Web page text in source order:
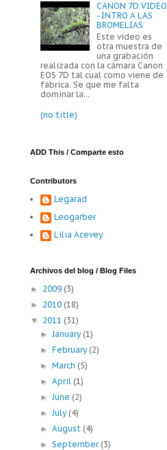
CANON 7D VIDEO
- INTRO A LAS
BROMELIAS
Este vídeo es
otra muestra de
una grabación
realizada con la cámara Canon
EOS 7D tal cual como viene de
fábrica. Se que me falta
dominar la...
(no title)
ADD This / Comparte esto
Contributors
Legarad
Leogarber
Lilia Acevey
Archivos del blog / Blog Files
► 2009 (3)
► 2010 (18)
▼ 2011 (31)
►January (1)
► February (2)
► March (5)
►April (1)
►June (2)
►July (4)
►August (4)
►September (3)